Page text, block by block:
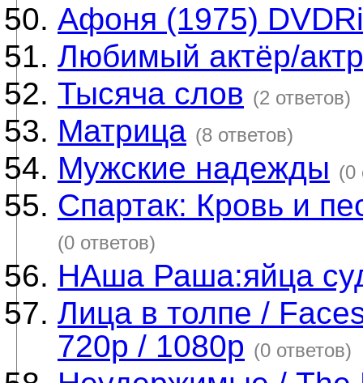
Афоня (1975)
Любимый актёр/
Тысяча слов (2 ответов)
Матрица (8 ответов)
Мужские надежды (0
Спартак: Кровь и
(0 ответов)
НАша Раша:яйца
Лица в толпе /
720p / 1080p (0 ответов)